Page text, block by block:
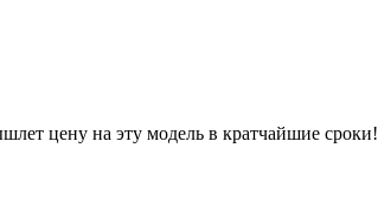
цену на эту модель в кратчайшие сроки!